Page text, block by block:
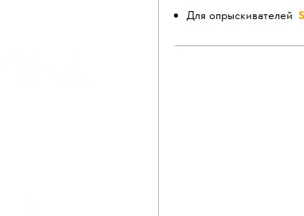
Для опрыскивателей